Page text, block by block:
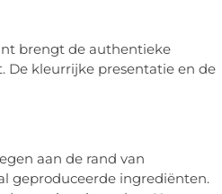
brengt de authentieke
De kleurrijke presentatie en de
aan de rand van
geproduceerde ingrediënten.